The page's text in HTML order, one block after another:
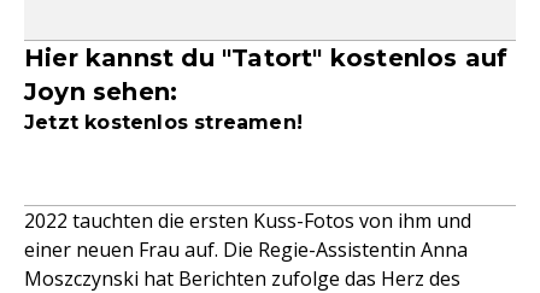
Hier kannst du "Tatort" kostenlos auf
Joyn sehen:
Jetzt kostenlos streamen!
2022 tauchten die ersten Kuss-Fotos von ihm und
einer neuen Frau auf. Die Regie-Assistentin Anna
Moszczynski hat Berichten zufolge das Herz des